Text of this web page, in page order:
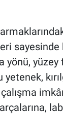
yönü,